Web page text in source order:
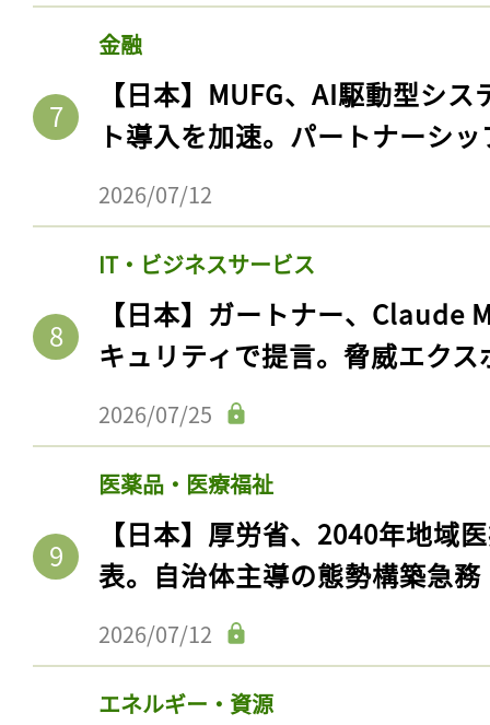
金融
【日本】MUFG、AI駆動型シ
ト導入を加速。パートナーシ
2026/07/12
IT・ビジネスサービス
【日本】ガートナー、Claude
キュリティで提言。脅威エク
2026/07/25
医薬品・医療福祉
【日本】厚労省、2040年地域
表。自治体主導の態勢構築急務
2026/07/12
エネルギー・資源